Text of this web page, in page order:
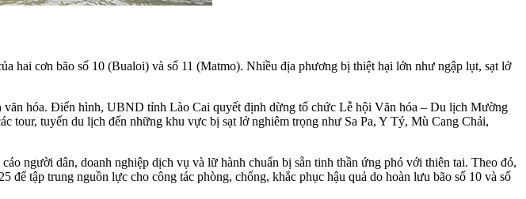
hai cơn bão số 10 (Bualoi) và số 11 (Matmo). Nhiều địa phương bị thiệt hại lớn như ngập lụt, sạt lở
hóa. Điển hình, UBND tỉnh Lào Cai quyết định dừng tổ chức Lễ hội Văn hóa – Du lịch Mường
tour, tuyến du lịch đến những khu vực bị sạt lở nghiêm trọng như Sa Pa, Y Tý, Mù Cang Chải,
người dân, doanh nghiệp dịch vụ và lữ hành chuẩn bị sẵn tinh thần ứng phó với thiên tai. Theo đó,
tập trung nguồn lực cho công tác phòng, chống, khắc phục hậu quả do hoàn lưu bão số 10 và số